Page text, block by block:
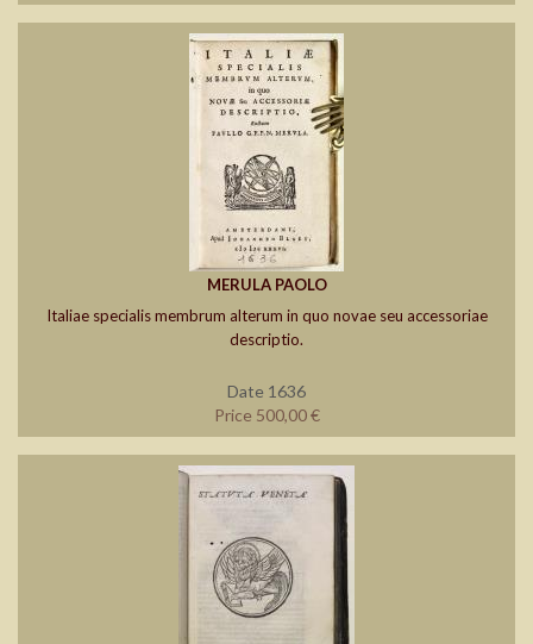
MERULA PAOLO
Italiae specialis membrum alterum in quo novae seu accessoriae
descriptio.
Date 1636
Price 500,00 €